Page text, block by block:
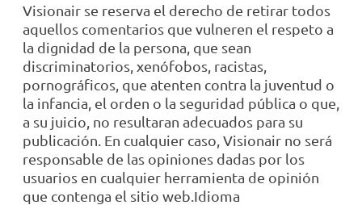
Visionair se reserva el derecho de retirar todos
aquellos comentarios que vulneren el respeto a
la dignidad de la persona, que sean
discriminatorios, xenófobos, racistas,
pornográficos, que atenten contra la juventud o
la infancia, el orden o la seguridad pública o que,
a su juicio, no resultaran adecuados para su
publicación. En cualquier caso, Visionair no será
responsable de las opiniones dadas por los
usuarios en cualquier herramienta de opinión
que contenga el sitio web.Idioma